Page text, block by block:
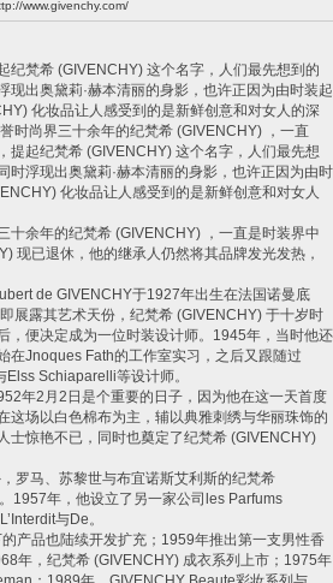
www.givenchy.com/
纪梵希 (GIVENCHY) 这个名字，人们最先想到的
现出奥黛莉·赫本清丽的身影，也许正因为由时装起
化妆品让人感受到的是新鲜创意和对女人的深
时尚界三十余年的纪梵希 (GIVENCHY) ，一直
提起纪梵希 (GIVENCHY) 这个名字，人们最先想
时浮现出奥黛莉·赫本清丽的身影，也许正因为由时
化妆品让人感受到的是新鲜创意和对女人
十余年的纪梵希 (GIVENCHY) ，一直是时装界中
现已退休，他的继承人仍然将其品牌发光发热，
de GIVENCHY于1927年出生在法国诺曼底
展露其艺术天份，纪梵希 (GIVENCHY) 于十岁时
便决定成为一位时装设计师。 1945年，当时他还
在Jnoques Fath的工作室实习，之后又跟随过
Elss Schiaparelli等设计师。
年2 月 2 日是个重要的日子，因为他在这一天首度
这场以白色棉布为主，辅以典雅刺绣与华丽珠饰的
士惊艳不已，同时也奠定了纪梵希 (GIVENCHY)
罗马、苏黎世与布宜诺斯艾利斯的纪梵希
1957年，他设立了另一家公司 les Parfums
L’Interdit与De。
产品也陆续开发扩充； 1959年推出第一支男性香
年，纪梵希 (GIVENCHY) 成衣系列上市； 1975年